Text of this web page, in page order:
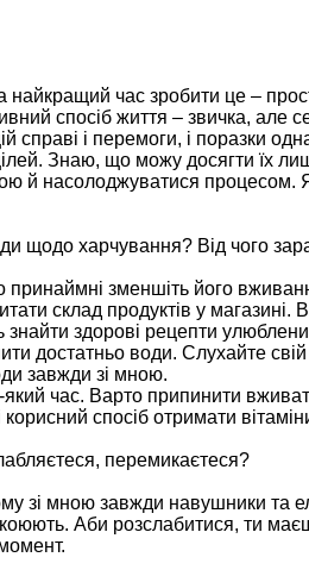
найкращий час зробити це –
спосіб життя – звичка, але
справі і перемоги, і поразки
Знаю, що можу досягти їх
й насолоджуватися процесом.
щодо харчування? Від чого
принаймні зменшіть його
склад продуктів у магазині.
здорові рецепти
достатньо води. Слухайте
завжди зі мною.
час. Варто припинити
спосіб отримати
перемикаєтеся?
зі мною завжди навушники та
Аби розслабитися, ти